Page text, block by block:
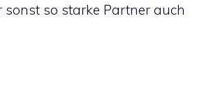
so starke Partner auch